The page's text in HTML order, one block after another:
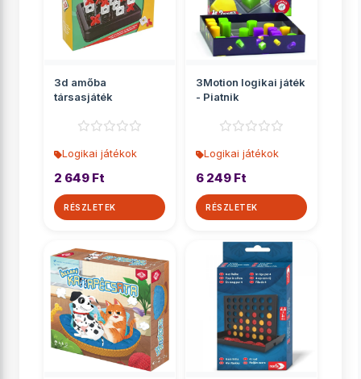
3d amőba
társasjáték
Logikai játékok
2 649 Ft
RÉSZLETEK
3Motion logikai játék
- Piatnik
Logikai játékok
6 249 Ft
RÉSZLETEK